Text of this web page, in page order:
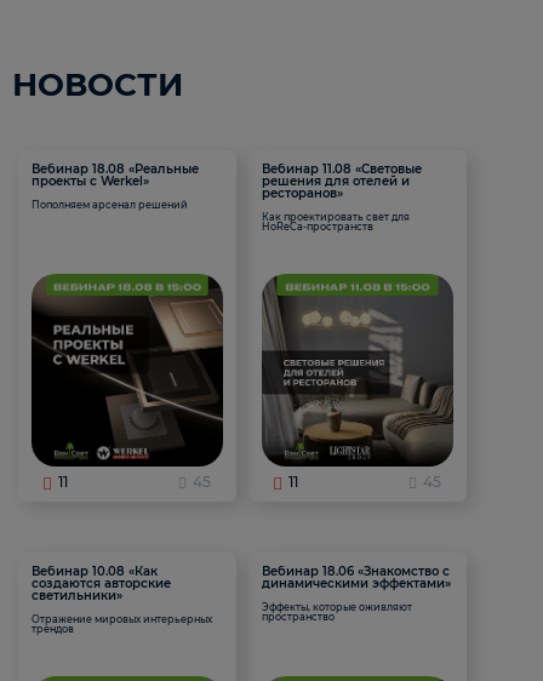
НОВОСТИ
Вебинар 18.08 «Реальные
проекты с Werkel»
Пополняем арсенал решений
11 45
Вебинар 11.08 «Световые
решения для отелей и
ресторанов»
Как проектировать свет для
HoReCa-пространств
11 45
Вебинар 10.08 «Как
создаются авторские
светильники»
Отражение мировых интерьерных
трендов
Вебинар 18.06 «Знакомство с
динамическими эффектами»
Эффекты, которые оживляют
пространство